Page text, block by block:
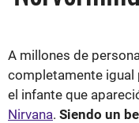
A millones de
completamente igual
el infante que
Nirvana. Siendo un